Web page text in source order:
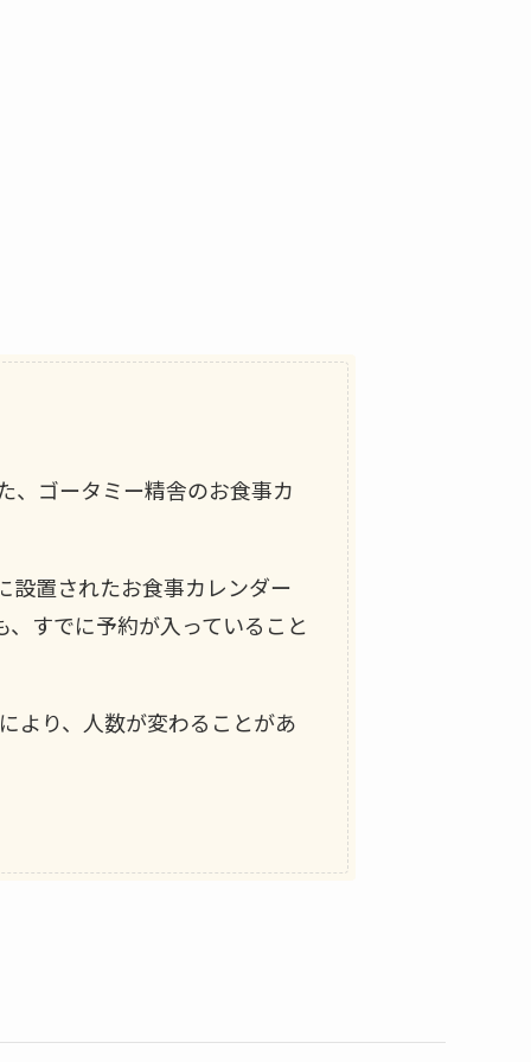
、ゴータミー精舎のお食事カ
設置されたお食事カレンダー
、すでに予約が入っていること
より、人数が変わることがあ